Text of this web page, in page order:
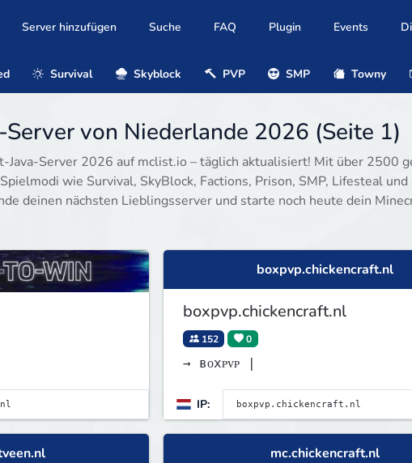
Server hinzufügen Suche FAQ Plugin Events
Survival Skyblock PVP SMP Towny
von Niederlande 2026 (Seite 1)
Java-Server 2026 auf mclist.io – täglich aktualisiert! Mit über 2500
wie Survival, SkyBlock, Factions, Prison, SMP, Lifesteal und
deinen nächsten Lieblingsserver und starte noch heute dein
boxpvp.chickencraft.nl
boxpvp.chickencraft.nl
152 0
→ ʙᴏxᴘᴠᴘ |
IP:
mc.chickencraft.nl